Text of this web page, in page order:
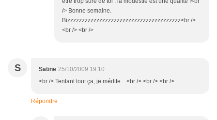
/> Bonne semaine.
Bizzzzzzzzzzzzzzzzzzzzzzzzzzzzzzzzzzzzzzz<br />
<br /> <br />
S Satine 25/10/2009 19:10
<br /> Tentant tout ça, je médite....<br /> <br /> <br />
Répondre